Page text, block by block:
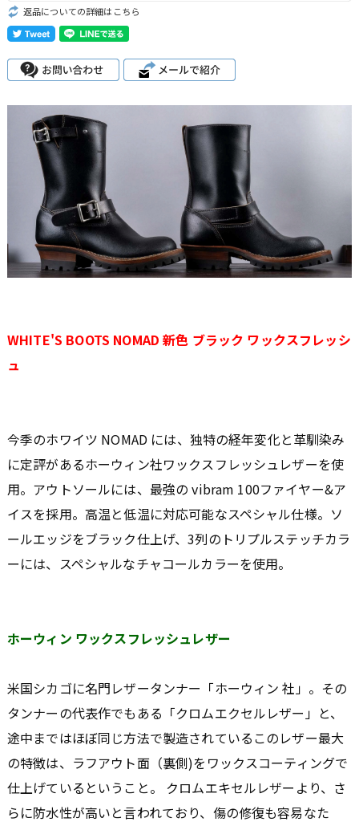
返品についての詳細はこちら
WHITE'S BOOTS NOMAD 新色 ブラック ワックスフレッシ
ュ
今季のホワイツ NOMAD には、独特の経年変化と革馴染み
に定評があるホーウィン社ワックスフレッシュレザーを使
用。アウトソールには、最強の vibram 100ファイヤー&ア
イスを採用。高温と低温に対応可能なスペシャル仕様。ソ
ールエッジをブラック仕上げ、3列のトリプルステッチカラ
ーには、スペシャルなチャコールカラーを使用。
ホーウィン ワックスフレッシュレザー
米国シカゴに名門レザータンナー「ホーウィン 社」。その
タンナーの代表作でもある「クロムエクセルレザー」と、
途中まではほぼ同じ方法で製造されているこのレザー最大
の特徴は、ラフアウト面（裏側)をワックスコーティングで
仕上げているということ。 クロムエキセルレザーより、さ
らに防水性が高いと言われており、傷の修復も容易なた